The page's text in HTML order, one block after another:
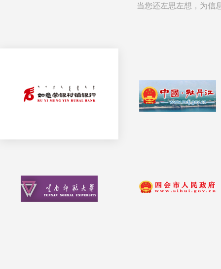
当您还左思左想，为信